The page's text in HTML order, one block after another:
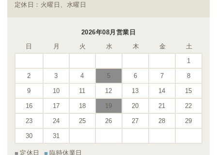
定休日：火曜日、水曜日
2026年08月営業日
日
月 火 水 木 金
土
1
2 3 4 5 6 7 8
9 10 11 12 13 14 15
16 17 18 19 20 21 22
23 24 25 26 27 28 29
30 31
定休日 臨時休業日